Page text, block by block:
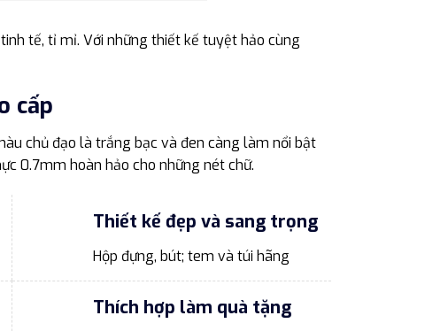
tế, tỉ mỉ. Với những thiết kế tuyệt hảo cùng
cấp
chủ đạo là trắng bạc và đen càng làm nổi bật
0.7mm hoàn hảo cho những nét chữ.
Thiết kế đẹp và sang trọng
Hộp đựng, bút; tem và túi hãng
Thích hợp làm quà tặng